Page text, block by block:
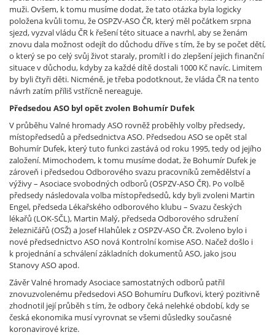
muži. Ovšem, k tomu musíme dodat, že tato otázka byla logicky
položena kvůli tomu, že OSPZV-ASO ČR, který měl počátkem srpna
sjezd, vyzval vládu ČR k řešení této situace a navrhl, aby se ženám
znovu dala možnost odejít do důchodu dříve s tím, že by se počet dětí,
o který se po celý svůj život staraly, promítl i do zlepšení jejich finanční
situace v důchodu, kdyby za každé dítě dostali 1000 Kč navíc. Limitem
by byli čtyři děti. Nicméně, je třeba podotknout, že vláda ČR na tento
návrh zatím příliš vstřícně nereaguje.
Předsedou ASO byl opět zvolen Bohumír Dufek
V průběhu Valné hromady ASO rovněž proběhly volby předsedy,
místopředsedů a předsednictva ASO. Předsedou ASO se opět stal
Bohumír Dufek, který tuto funkci zastává od roku 1995, tedy od jejího
založení. Mimochodem, k tomu musíme dodat, že Bohumír Dufek je
zároveň i předsedou Odborového svazu pracovníků zemědělství a
výživy – Asociace svobodných odborů (OSPZV-ASO ČR). Po volbě
předsedy následovala volba místopředsedů, kdy byli zvoleni Martin
Engel, předseda Lékařského odborového klubu – Svazu českých
lékařů (LOK-SČL), Martin Malý, předseda Odborového sdružení
železničářů (OSŽ) a Josef Hlahůlek z OSPZV-ASO ČR. Zvoleno bylo i
nové předsednictvo ASO nová Kontrolní komise ASO. Načež došlo i
k projednání a schválení základních dokumentů ASO, jako jsou
Stanovy ASO apod.
Závěr Valné hromady Asociace samostatných odborů patřil
znovuzvolenému předsedovi ASO Bohumíru Dufkovi, který pozitivně
zhodnotil její průběh s tím, že odbory čeká nelehké období, kdy se
česká ekonomika musí vyrovnat se všemi důsledky současné
koronavirové krize.